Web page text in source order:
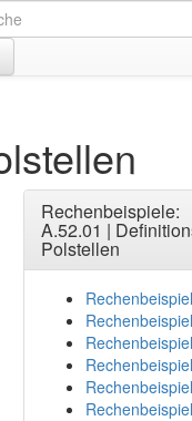
Lücken, Polstellen
Rechenbeispiele:
A.52.01 |
Polstellen